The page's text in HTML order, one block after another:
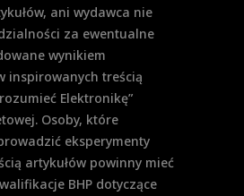
ani wydawca nie
za ewentualne
wynikiem
inspirowanych treścią
Elektronikę”
Osoby, które
eksperymenty
artykułów powinny mieć
BHP dotyczące